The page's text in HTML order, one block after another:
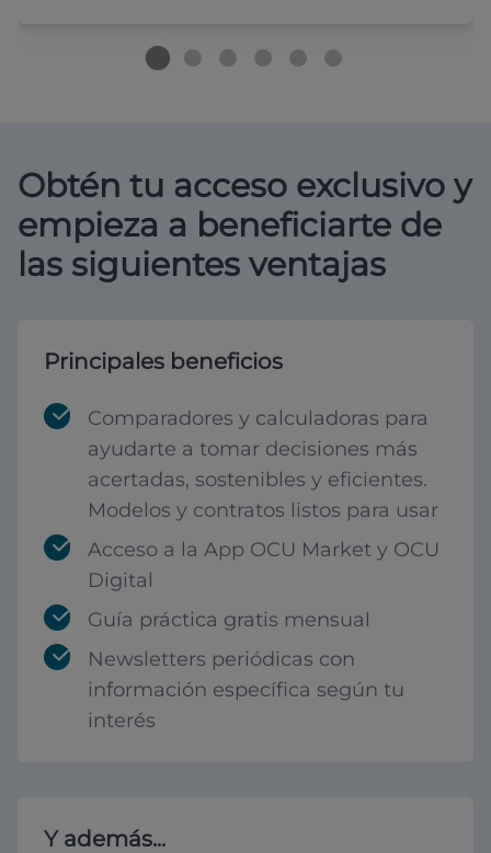
Obtén tu acceso exclusivo y
empieza a beneficiarte de
las siguientes ventajas
Principales beneficios
Comparadores y calculadoras para
ayudarte a tomar decisiones más
acertadas, sostenibles y eficientes.
Modelos y contratos listos para usar
Acceso a la App OCU Market y OCU
Digital
Guía práctica gratis mensual
Newsletters periódicas con
información específica según tu
interés
Y además...